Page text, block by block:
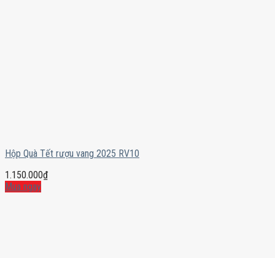
Hộp Quà Tết rượu vang 2025 RV10
1.150.000₫
Mua ngay